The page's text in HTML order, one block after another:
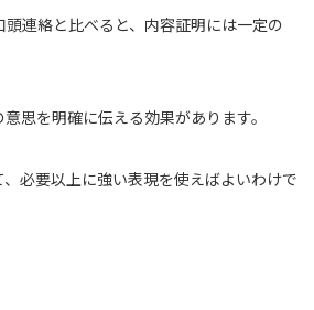
連絡と比べると、内容証明には一定の
思を明確に伝える効果があります。
、必要以上に強い表現を使えばよいわけで